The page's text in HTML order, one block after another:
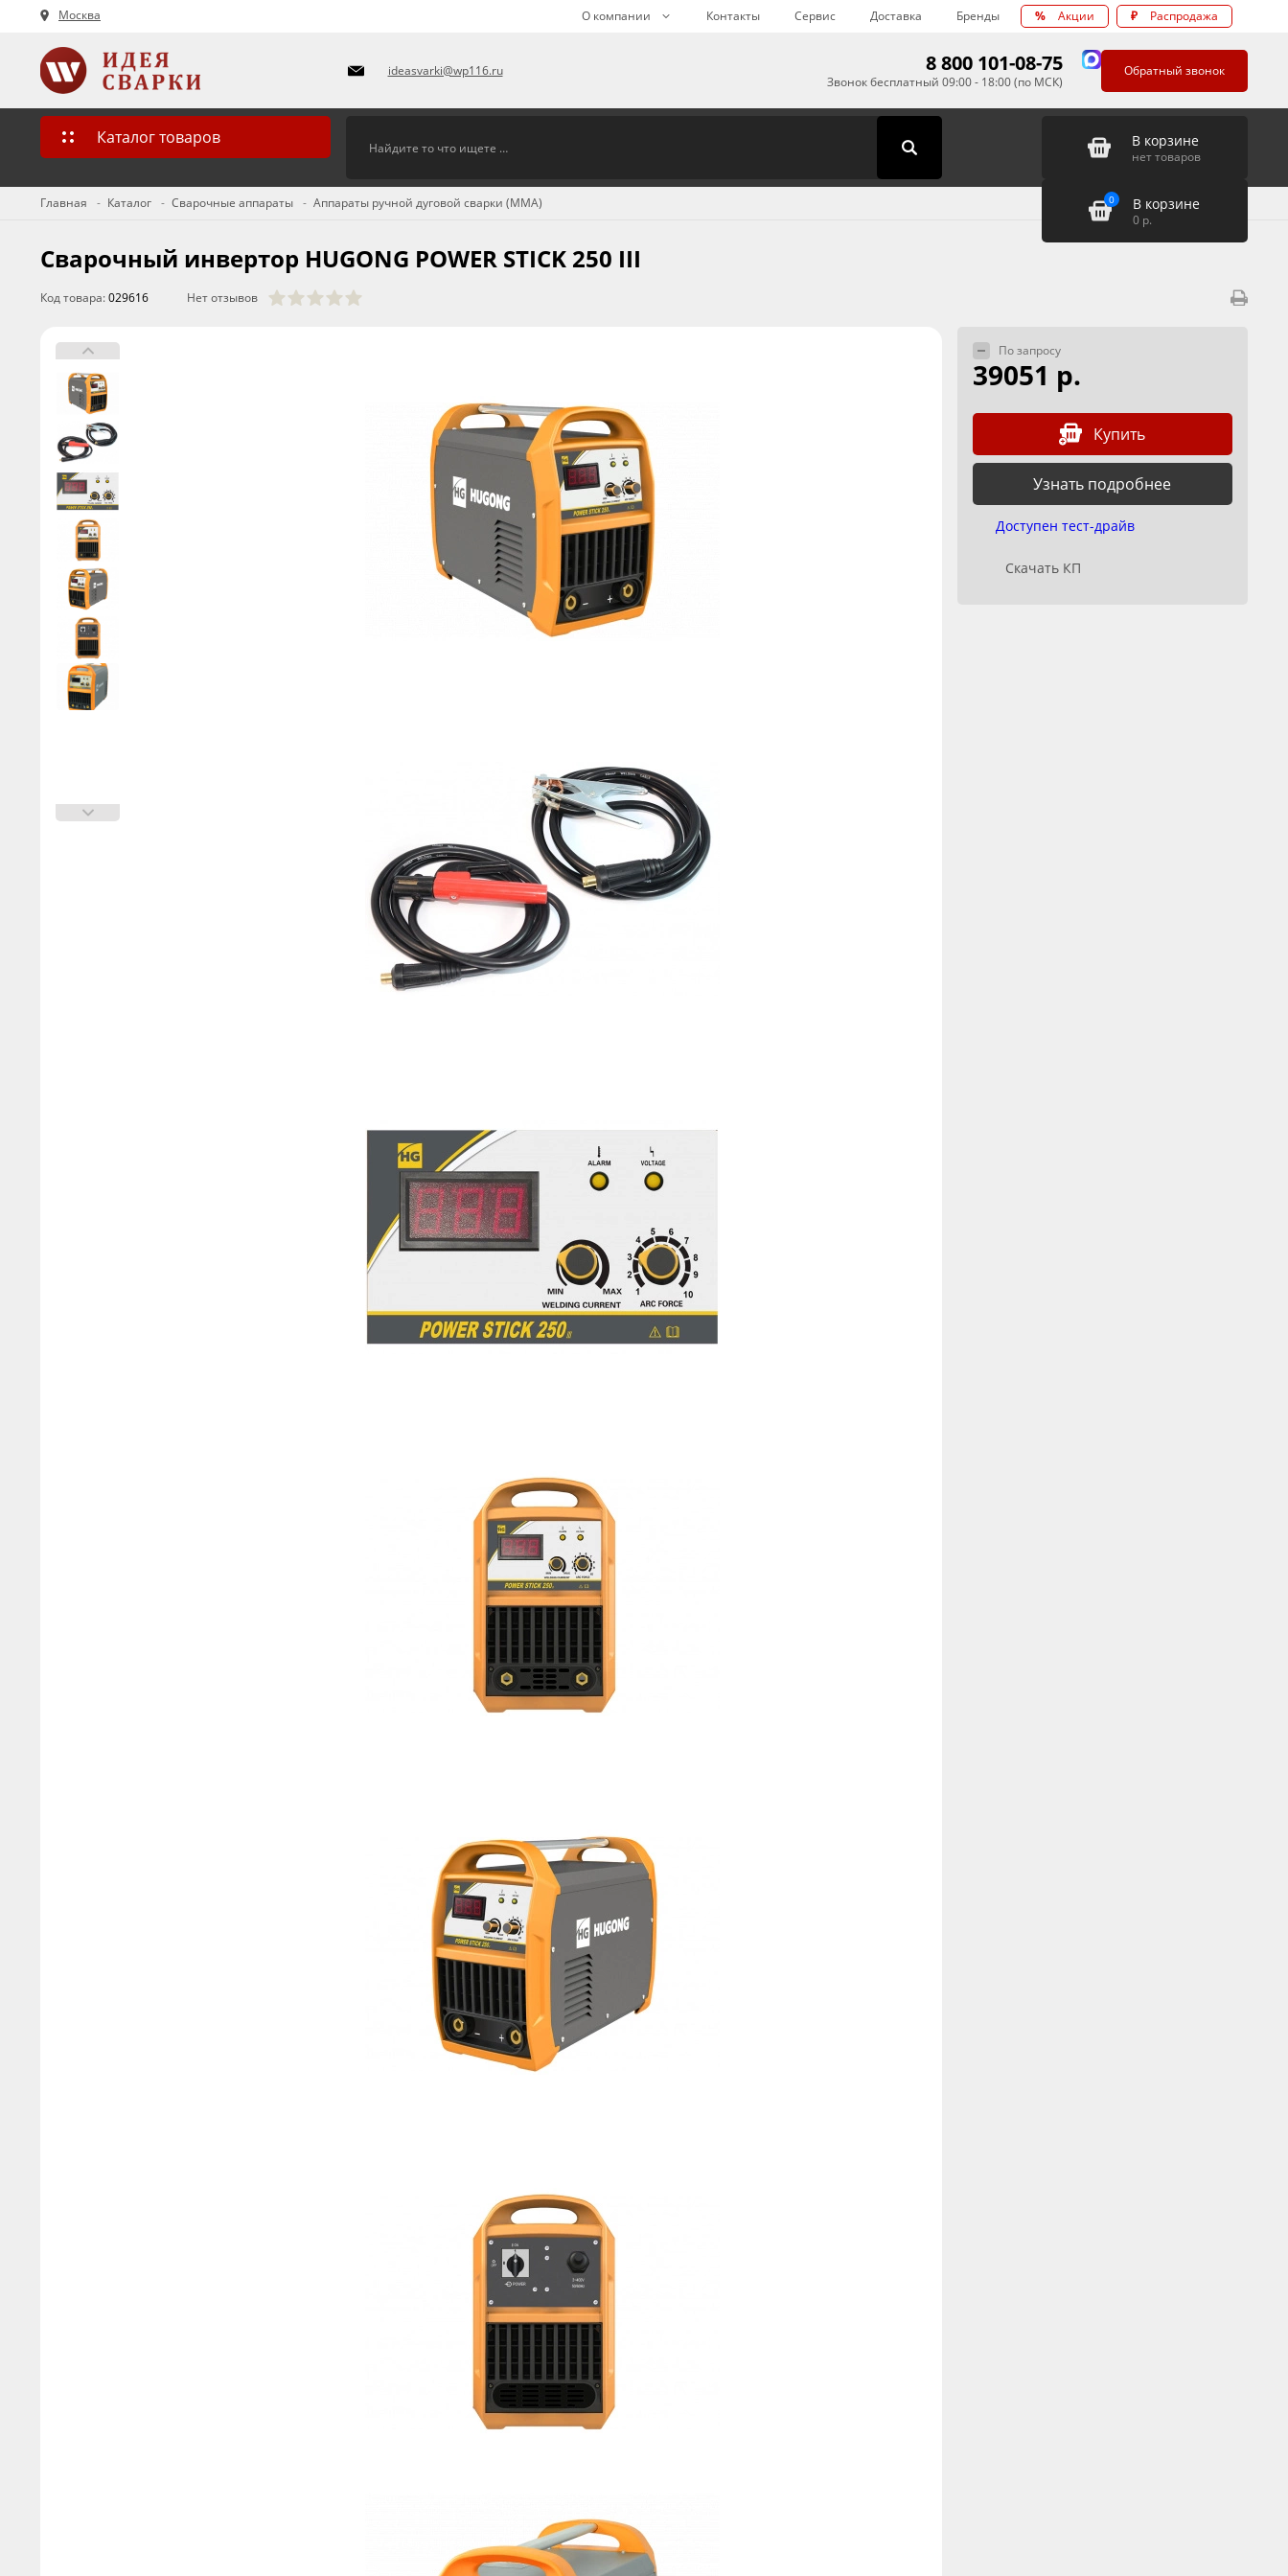
Москва О компании Контакты Сервис Доставка Бренды % Акции ₽ Распродажа
ideasvarki@wp116.ru 8 800 101-08-75
Звонок бесплатный 09:00 - 18:00 (по МСК)
Обратный звонок
Каталог товаров В корзине
нет товаров
0 В корзине
0 р.
Главная Каталог Сварочные аппараты Аппараты ручной дуговой сварки (MMA)
Сварочный инвертор HUGONG POWER STICK 250 III
Код товара:029616 Нет отзывов
По запросу
39051 р.
Купить
Узнать подробнее
Доступен тест-драйв
Скачать КП